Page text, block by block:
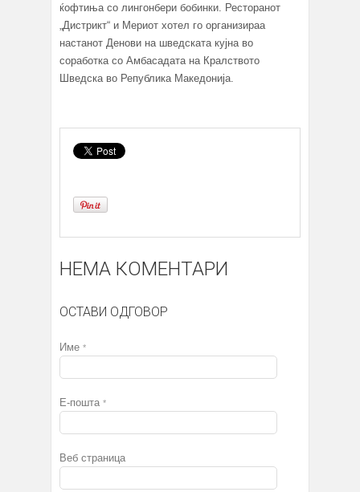
ќофтиња со лингонбери бобинки. Ресторанот
„Дистрикт“ и Мериот хотел го организираа
настанот Денови на шведската кујна во
соработка со Амбасадата на Кралството
Шведска во Република Македонија.
НЕМА КОМЕНТАРИ
ОСТАВИ ОДГОВОР
Име *
Е-пошта *
Веб страница